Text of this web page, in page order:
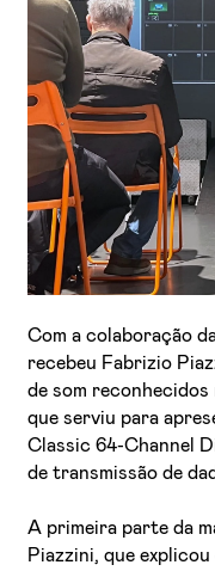
Mensagem
Li e aceito aPolítica de
Com a colaboração
recebeu Fabrizio
de som reconhecidos
que serviu para
Classic 64-Channel
de transmissão de
A primeira parte da
Piazzini, que